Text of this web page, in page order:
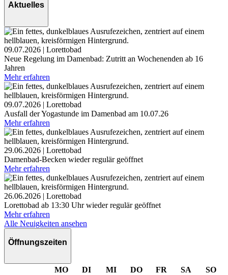
Aktuelles
09.07.2026 | Lorettobad
Neue Regelung im Damenbad: Zutritt an Wochenenden ab 16
Jahren
Mehr erfahren
09.07.2026 | Lorettobad
Ausfall der Yogastunde im Damenbad am 10.07.26
Mehr erfahren
29.06.2026 | Lorettobad
Damenbad-Becken wieder regulär geöffnet
Mehr erfahren
26.06.2026 | Lorettobad
Lorettobad ab 13:30 Uhr wieder regulär geöffnet
Mehr erfahren
Alle Neuigkeiten ansehen
Öffnungszeiten
MO DI MI DO FR SA
SO